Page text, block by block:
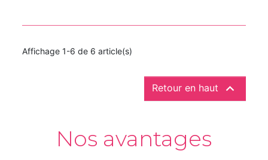
Affichage 1-6 de 6 article(s)
Retour en haut 
Nos avantages